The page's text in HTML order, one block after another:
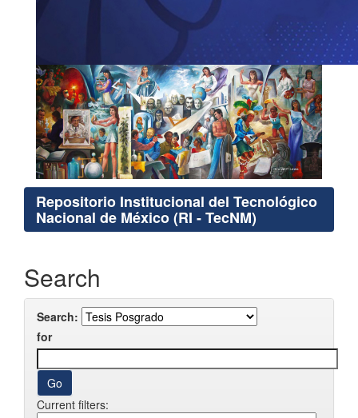
Repositorio Institucional del Tecnológico
Nacional de México (RI - TecNM)
Search
Search:
for
Current filters: